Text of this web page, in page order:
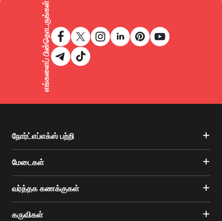
எங்களைப் பின்தொடருங்கள்
நோர்ட்எப்எக்ஸ் பற்றி
மேடைகள்
வர்த்தக கணக்குகள்
கருவிகள்